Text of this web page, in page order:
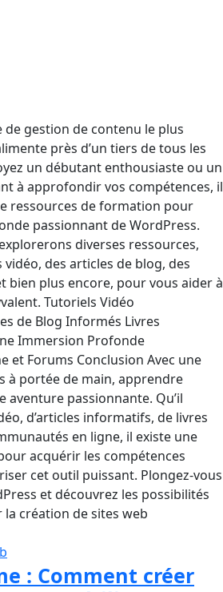
de gestion de contenu le plus
près d’un tiers de tous les
un débutant enthousiaste ou un
à approfondir vos compétences, il
ressources de formation pour
passionnant de WordPress.
diverses ressources,
des articles de blog, des
bien plus encore, pour vous aider à
Tutoriels Vidéo
de Blog Informés Livres
Immersion Profonde
et Forums Conclusion Avec une
à portée de main, apprendre
aventure passionnante. Qu’il
d’articles informatifs, de livres
en ligne, il existe une
acquérir les compétences
cet outil puissant. Plongez-vous
et découvrez les possibilités
création de sites web
: Comment créer